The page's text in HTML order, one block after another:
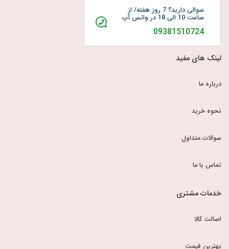
سوالی دارید؟ 7 روز هفته/ از
ساعت 10 الی 18 در واتس آپ
09381510724
لینک های مفید
درباره ما
نحوه خرید
سوالات متداول
تماس با ما
خدمات مشتری
اصالت کالا
بهترین قیمت